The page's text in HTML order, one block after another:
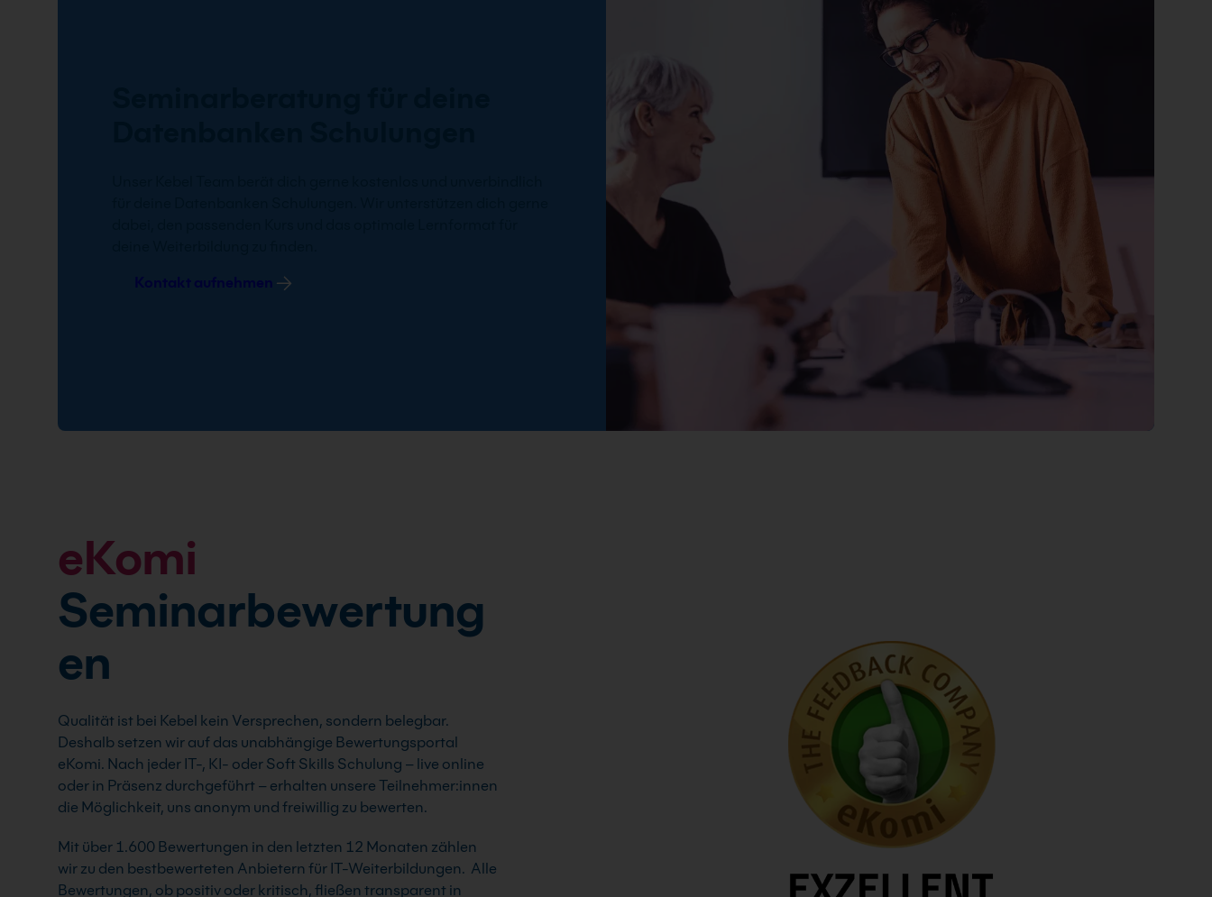
eKomi
Seminarbewertung
en
Qualität ist bei Kebel kein Versprechen, sondern belegbar.
Deshalb setzen wir auf das unabhängige Bewertungsportal
eKomi. Nach jeder IT-, KI- oder Soft Skills Schulung – live online
oder in Präsenz durchgeführt – erhalten unsere Teilnehmer:innen
die Möglichkeit, uns anonym und freiwillig zu bewerten.
Mit über 1.600 Bewertungen in den letzten 12 Monaten zählen
wir zu den bestbewerteten Anbietern für IT-Weiterbildungen. Alle
Bewertungen, ob positiv oder kritisch, fließen transparent in